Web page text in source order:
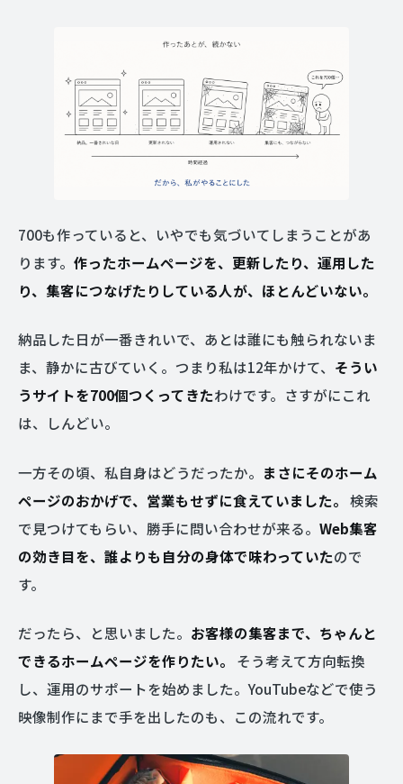
700も作っていると、いやでも気づいてしまうことがあ
ります。 作ったホームページを、更新したり、運用した
り、集客につなげたりしている人が、ほとんどいない。
納品した日が一番きれいで、あとは誰にも触られないま
ま、静かに古びていく。つまり私は12年かけて、 そうい
うサイトを700個つくってきたわけです。さすがにこれ
は、しんどい。
一方その頃、私自身はどうだったか。 まさにそのホーム
ページのおかげで、営業もせずに食えていました。 検索
で見つけてもらい、勝手に問い合わせが来る。 Web集客
の効き目を、誰よりも自分の身体で味わっていたので
す。
だったら、と思いました。 お客様の集客まで、ちゃんと
できるホームページを作りたい。
そう考えて方向転換
し、運用のサポートを始めました。YouTubeなどで使う
映像制作にまで手を出したのも、この流れです。